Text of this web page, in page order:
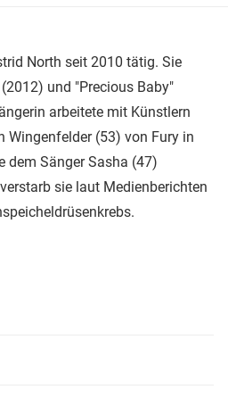
North seit 2010 tätig. Sie
und "Precious Baby"
arbeitete mit Künstlern
Wingenfelder (53) von Fury in
dem Sänger Sasha (47)
sie laut Medienberichten